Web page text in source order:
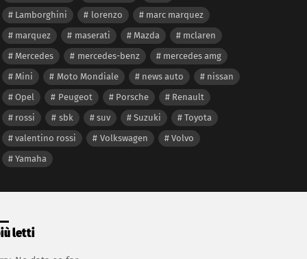
Lamborghini
lorenzo
marc marquez
marquez
maserati Mazda
mclaren
Mercedes
mercedes-benz
mercedes amg
Mini
Moto Mondiale news auto
nissan
Opel
Peugeot Porsche
Renault
rossi
sbk suv Suzuki
Toyota
valentino rossi
Volkswagen
Volvo
Yamaha
letti